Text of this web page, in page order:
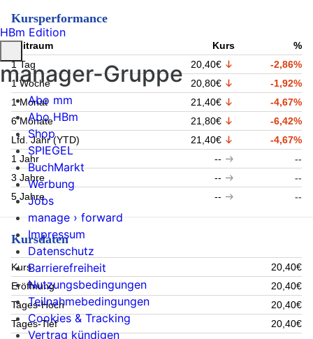
Kursperformance
Zeitraum Kurs
%
1 Tag
20,40€
-2,86%
1 Woche
20,80€
-1,92%
1 Monat
21,40€
-4,67%
6 Monate
21,80€
-6,42%
Lfd. Jahr (YTD)
21,40€
-4,67%
1 Jahr
--
--
3 Jahre
--
--
5 Jahre
-- --
Kursdaten
Kurs
20,40€
Eröffnung
20,40€
Tages-Hoch
20,40€
Tages-Tief
20,40€
HBm Edition
manager-Gruppe
Abo mm
Abo HBm
Shop
SPIEGEL
BuchMarkt
Werbung
Jobs
manage › forward
Impressum
Datenschutz
Barrierefreiheit
Nutzungsbedingungen
Teilnahmebedingungen
Cookies & Tracking
Vertrag kündigen